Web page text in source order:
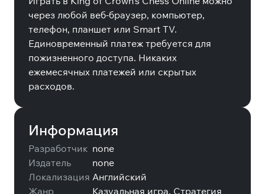
через любой веб-браузер, компьютер,
телефон, планшет или Smart TV.
Единовременный платеж требуется для
пожизненного доступа. Никаких
ежемесячных платежей или скрытых
расходов.
Информация
Разработчик none
Издатель
none
Локализация Английский
Жанр
Казуальная игра, Стратегия